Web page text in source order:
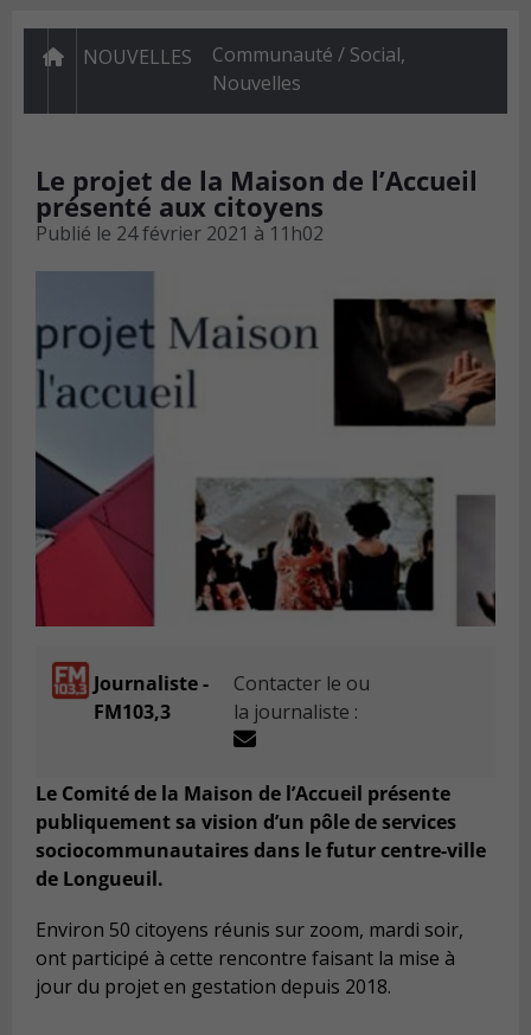
NOUVELLES Communauté / Social,
Nouvelles
Le projet de la Maison de l’Accueil
présenté aux citoyens
Publié le 24 février 2021 à 11h02
Journaliste -
FM103,3
Contacter le ou
la journaliste :
Le Comité de la Maison de l’Accueil présente
publiquement sa vision d’un pôle de services
sociocommunautaires dans le futur centre-ville
de Longueuil.
Environ 50 citoyens réunis sur zoom, mardi soir,
ont participé à cette rencontre faisant la mise à
jour du projet en gestation depuis 2018.